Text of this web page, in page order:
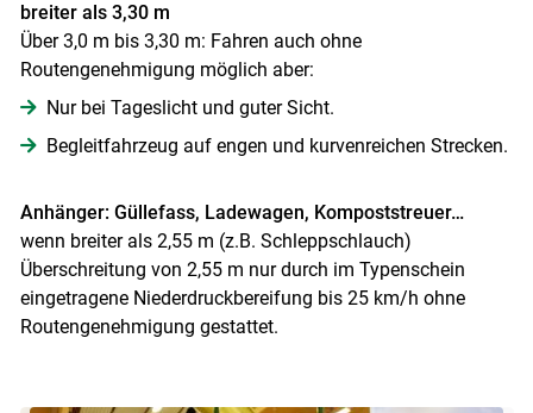
breiter als 3,30 m
Über 3,0 m bis 3,30 m: Fahren auch ohne
Routengenehmigung möglich aber:
Nur bei Tageslicht und guter Sicht.
Begleitfahrzeug auf engen und kurvenreichen Strecken.
Anhänger: Güllefass, Ladewagen, Kompoststreuer…
wenn breiter als 2,55 m (z.B. Schleppschlauch)
Überschreitung von 2,55 m nur durch im Typenschein
eingetragene Niederdruckbereifung bis 25 km/h ohne
Routengenehmigung gestattet.